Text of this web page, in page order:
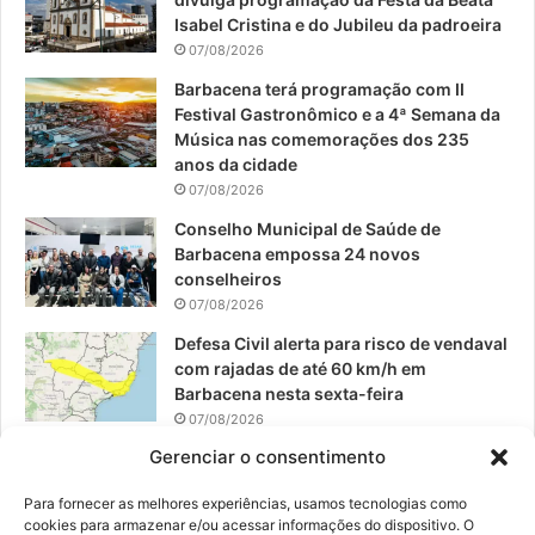
Gerenciar o consentimento
Para fornecer as melhores experiências, usamos tecnologias como
cookies para armazenar e/ou acessar informações do dispositivo. O
o
k
b
g
a
Isabel Cristina e do Jubileu da padroeira
07/08/2026
Barbacena terá programação com II
Festival Gastronômico e a 4ª Semana da
Música nas comemorações dos 235
anos da cidade
07/08/2026
Conselho Municipal de Saúde de
Barbacena empossa 24 novos
conselheiros
07/08/2026
Defesa Civil alerta para risco de vendaval
com rajadas de até 60 km/h em
Barbacena nesta sexta-feira
07/08/2026
EPCAR tem a melhor nota do IDEB no
06/08/2026